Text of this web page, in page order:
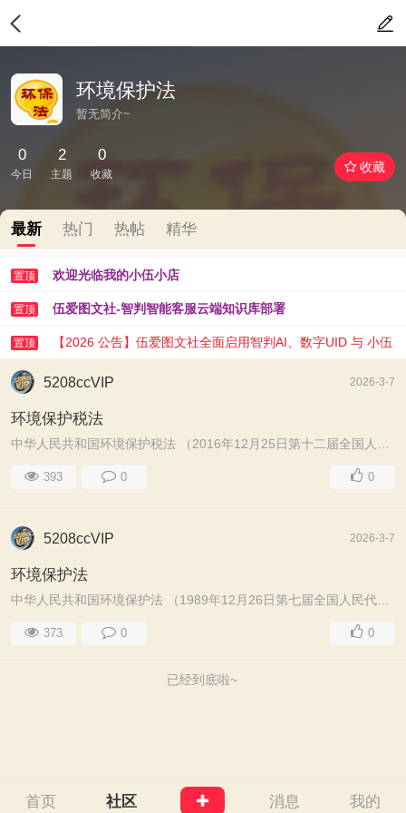
环境保护法
暂无简介~
0
今日
2
主题
0
收藏 收藏
最新 热门 热帖 精华
置顶 欢迎光临我的小伍小店
置顶 伍爱图文社-智判智能客服云端知识库部署
置顶 【2026 公告】伍爱图文社全面启用智判AI、数字UID 与 小伍
AI 助手5208ccVIP 2026-3-7
环境保护税法
393 0 0
5208ccVIP 2026-3-7
环境保护法
373 0 0
已经到底啦~
首页 社区 消息 我的